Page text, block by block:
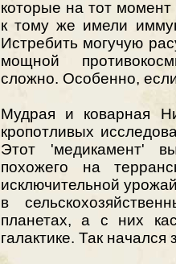
которые на тот
к тому же имели
Истребить могучую
мощной
сложно. Особенно,
Мудрая и коварная
кропотливых
Этот 'медикамент'
похожего на
исключительной
в
планетах, а с них
галактике. Так начался